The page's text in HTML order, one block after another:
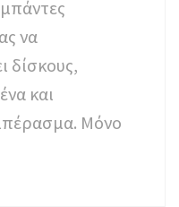
να
δίσκους,
και
Μόνο